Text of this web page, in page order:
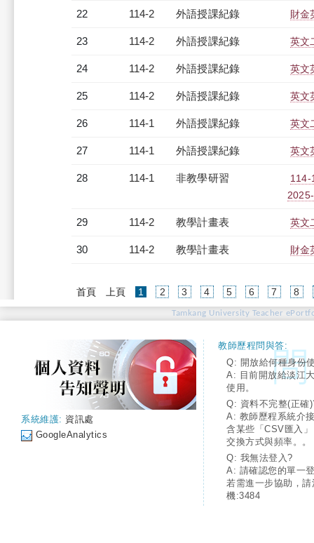
22 114-2 外語授課紀錄 財金
23 114-2 外語授課紀錄 英文
24 114-2 外語授課紀錄 英文
25 114-2 外語授課紀錄 英文
26 114-1 外語授課紀錄 英文
27 114-1 外語授課紀錄 英文
28 114-1 非教學研習
114-
29 114-2 教學計畫表 英文
30 114-2 教學計畫表 財金
首頁 上頁 1 (current)
2 3 4 5 6 7 8
Tamkang University Teacher
系統維護: 資訊處
GoogleAnalytics
教師歷程問與答:
Q: 開放給何種身份
A: 目前開放給淡江
使用。
Q: 資料不完整(正確
A: 教師歷程系統介
含某些「CSV匯入
交換方式與頻率。。
Q: 我無法登入?
A: 請確認您的單一
若需進一步協助，
機:3484